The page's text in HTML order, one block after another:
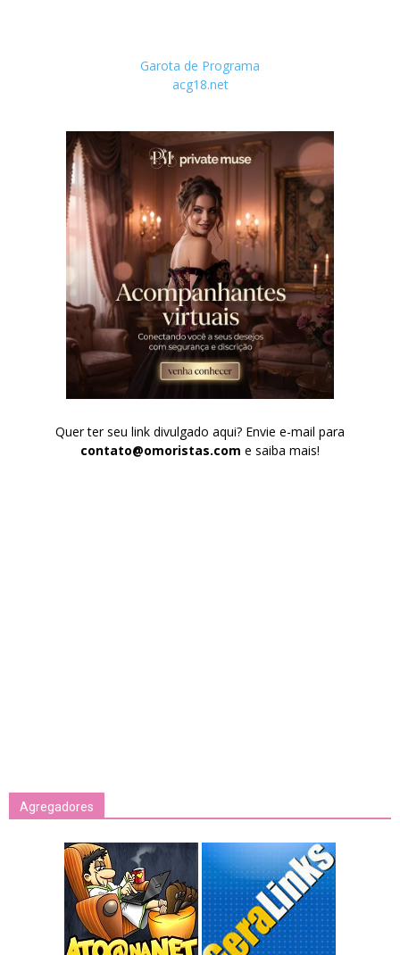
Garota de Programa
acg18.net
Quer ter seu link divulgado aqui? Envie e-mail para
contato@omoristas.com e saiba mais!
Agregadores